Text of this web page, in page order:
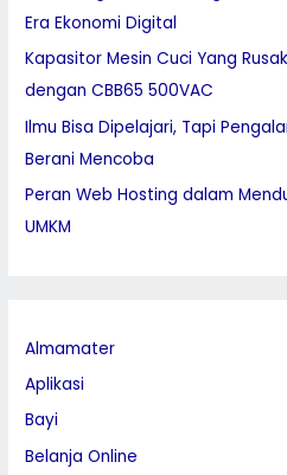
r
:
Era Ekonomi Digital
Kapasitor Mesin Cuci Yang
dengan CBB65 500VAC
Ilmu Bisa Dipelajari, Tapi
Berani Mencoba
Peran Web Hosting dalam
UMKM
Almamater
Aplikasi
Bayi
Belanja Online